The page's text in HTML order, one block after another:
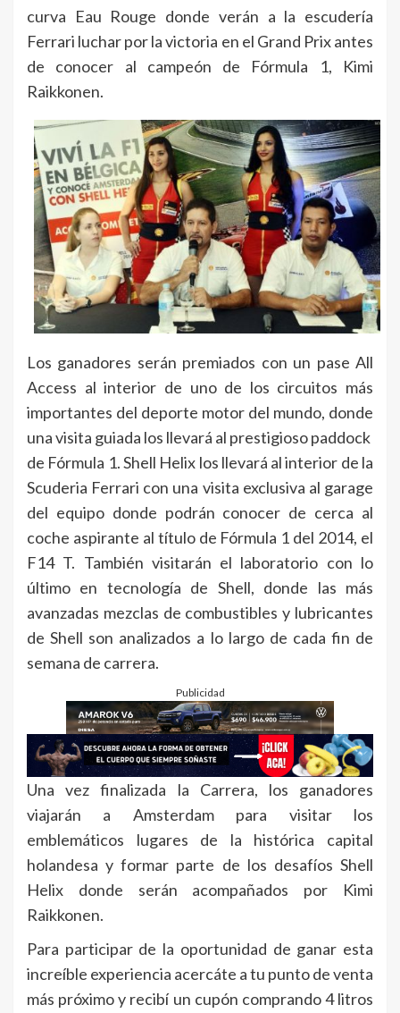
curva Eau Rouge donde verán a la escudería
Ferrari luchar por la victoria en el Grand Prix antes
de conocer al campeón de Fórmula 1, Kimi
Raikkonen.
Los ganadores serán premiados con un pase All
Access al interior de uno de los circuitos más
importantes del deporte motor del mundo, donde
una visita guiada los llevará al prestigioso paddock
de Fórmula 1. Shell Helix los llevará al interior de la
Scuderia Ferrari con una visita exclusiva al garage
del equipo donde podrán conocer de cerca al
coche aspirante al título de Fórmula 1 del 2014, el
F14 T. También visitarán el laboratorio con lo
último en tecnología de Shell, donde las más
avanzadas mezclas de combustibles y lubricantes
de Shell son analizados a lo largo de cada fin de
semana de carrera.
Publicidad
Una vez finalizada la Carrera, los ganadores
viajarán a Amsterdam para visitar los
emblemáticos lugares de la histórica capital
holandesa y formar parte de los desafíos Shell
Helix donde serán acompañados por Kimi
Raikkonen.
Para participar de la oportunidad de ganar esta
increíble experiencia acercáte a tu punto de venta
más próximo y recibí un cupón comprando 4 litros